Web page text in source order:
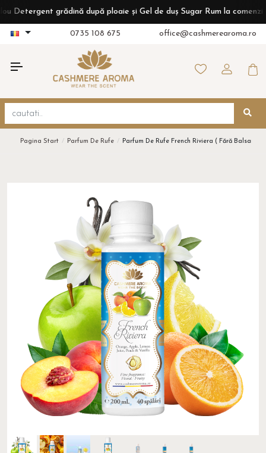
grădină după ploaie și Gel de duș Sugar Rum la comenzi de
0735 108 675 office@cashmerearoma.ro
Pagina Start Parfum De Rufe Parfum De Rufe French Riviera ( Fără Balsam)